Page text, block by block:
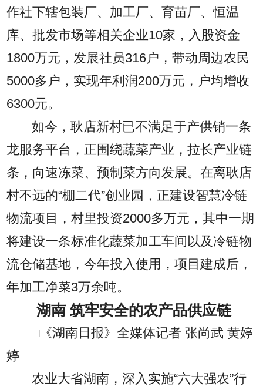
作社下辖包装厂、加工厂、育苗厂、恒温
库、批发市场等相关企业10家，入股资金
1800万元，发展社员316户，带动周边农民
5000多户，实现年利润200万元，户均增收
6300元。
如今，耿店新村已不满足于产供销一条
龙服务平台，正围绕蔬菜产业，拉长产业链
条，向速冻菜、预制菜方向发展。在离耿店
村不远的“棚二代”创业园，正建设智慧冷链
物流项目，村里投资2000多万元，其中一期
将建设一条标准化蔬菜加工车间以及冷链物
流仓储基地，今年投入使用，项目建成后，
年加工净菜3万余吨。
湖南 筑牢安全的农产品供应链
□《湖南日报》全媒体记者 张尚武 黄婷
婷
农业大省湖南，深入实施“六大强农”行